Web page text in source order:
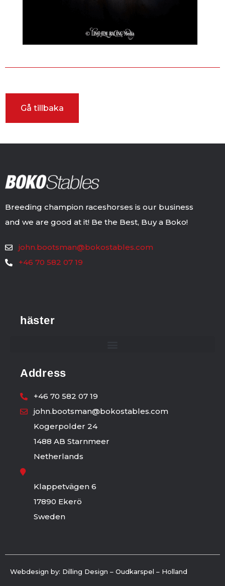
Breeding champion raceshorses is our business
and we are good at it! Be the Best, Buy a Boko!
john.bootsman@bokostables.com
+46 70 582 07 19
häster
Address
+46 70 582 07 19
john.bootsman@bokostables.com
Kogerpolder 24
1488 AB Starnmeer
Netherlands
Klappetvägen 6
17890 Ekerö
Sweden
Webdesign by: Dilling Design – Oudkarspel – Holland